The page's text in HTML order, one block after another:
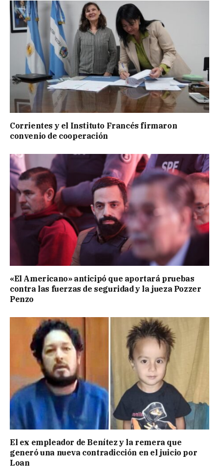
Corrientes y el Instituto Francés firmaron
convenio de cooperación
«El Americano» anticipó que aportará pruebas
contra las fuerzas de seguridad y la jueza Pozzer
Penzo
El ex empleador de Benítez y la remera que
generó una nueva contradicción en el juicio por
Loan